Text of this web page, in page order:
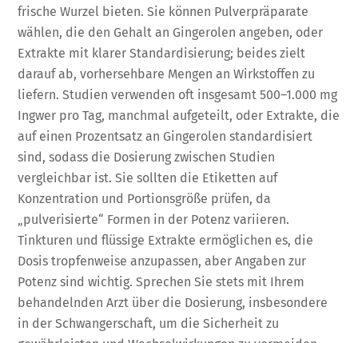
frische Wurzel bieten. Sie können Pulverpräparate
wählen, die den Gehalt an Gingerolen angeben, oder
Extrakte mit klarer Standardisierung; beides zielt
darauf ab, vorhersehbare Mengen an Wirkstoffen zu
liefern. Studien verwenden oft insgesamt 500–1.000 mg
Ingwer pro Tag, manchmal aufgeteilt, oder Extrakte, die
auf einen Prozentsatz an Gingerolen standardisiert
sind, sodass die Dosierung zwischen Studien
vergleichbar ist. Sie sollten die Etiketten auf
Konzentration und Portionsgröße prüfen, da
„pulverisierte“ Formen in der Potenz variieren.
Tinkturen und flüssige Extrakte ermöglichen es, die
Dosis tropfenweise anzupassen, aber Angaben zur
Potenz sind wichtig. Sprechen Sie stets mit Ihrem
behandelnden Arzt über die Dosierung, insbesondere
in der Schwangerschaft, um die Sicherheit zu